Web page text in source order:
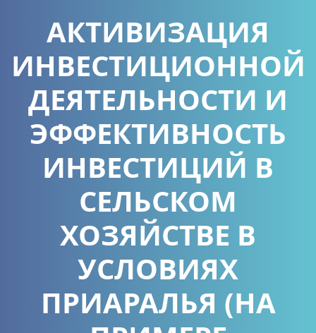
АКТИВИЗАЦИЯ
ИНВЕСТИЦИОННОЙ
ДЕЯТЕЛЬНОСТИ И
ЭФФЕКТИВНОСТЬ
ИНВЕСТИЦИЙ В
СЕЛЬСКОМ
ХОЗЯЙСТВЕ В
УСЛОВИЯХ
ПРИАРАЛЬЯ (НА